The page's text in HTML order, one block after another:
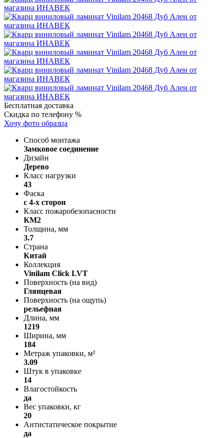
Бесплатная доставка
Скидка по телефону %
Хочу фото образца
Способ монтажа
Замковое соединение
Дизайн
Дерево
Класс нагрузки
43
Фаска
с 4-х сторон
Класс пожаробезопасности
КМ2
Толщина, мм
3.7
Страна
Китай
Коллекция
Vinilam Click LVT
Поверхность (на вид)
Глянцевая
Поверхность (на ощупь)
рельефная
Длина, мм
1219
Ширина, мм
184
Метраж упаковки, м²
3.09
Штук в упаковке
14
Влагостойкость
да
Вес упаковки, кг
20
Антистатическое покрытие
да